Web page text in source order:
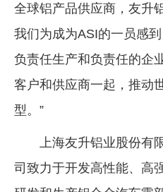
全球铝产品供应商，友升
我们为成为ASI的一员感
负责任生产和负责任的企
客户和供应商一起，推动
型。”
上海友升铝业股份有
司致力于开发高性能、高